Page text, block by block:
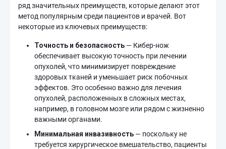
ряд значительных преимуществ, которые делают этот
метод популярным среди пациентов и врачей. Вот
некоторые из ключевых преимуществ:
Точность и безопасность — Кибер-нож
обеспечивает высокую точность при лечении
опухолей, что минимизирует повреждение
здоровых тканей и уменьшает риск побочных
эффектов. Это особенно важно для лечения
опухолей, расположенных в сложных местах,
например, в головном мозге или рядом с жизненно
важными органами.
Минимальная инвазивность — поскольку не
требуется хирургическое вмешательство, пациенты